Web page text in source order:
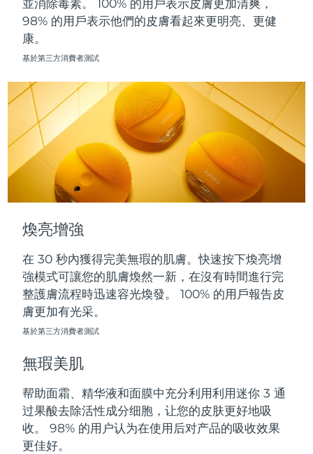
並消除毒素。 100% 的用戶表示皮膚更加清爽，
98% 的用戶表示他們的皮膚看起來更明亮、更健
康。
基於第三方消費者測試
煥亮增強
在 30 秒內獲得完美無瑕的肌膚。快速按下煥亮增
強模式可讓您的肌膚煥然一新，在沒有時間進行完
整護膚流程時迅速容光煥發。 100% 的用戶報告皮
膚更加有光采。
基於第三方消費者測試
無瑕美肌
帮助面霜、精华液和面膜中充分利用利用迷你 3 通
过果酸去除活性成分细胞，让您的皮肤更好地吸
收。 98% 的用户认为在使用后对产品的吸收效果
更佳好。
波多黎各 預計送達日期8/14/26
卡達
羅馬尼亞 預計送達日期 8/12/26
俄羅斯 預計送達日期 8/20/26
沙烏地阿拉伯 預計送達日期8/13/26
新加坡 預計送達日期8/14/26
斯洛伐克
斯洛維尼亞 預計送達日期8/12/26
南非 預計送達日期 8/20/26
南韓
西班牙
瑞典 預計送達日期 8/12/26
瑞士 預計送達日期8/12/26